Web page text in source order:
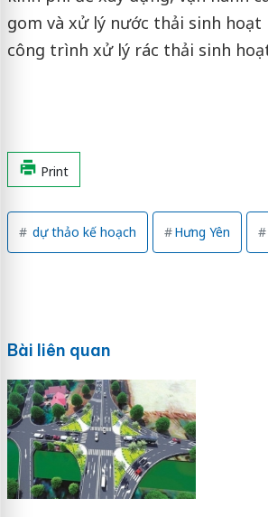
gom và xử lý nước thải sinh hoạt
công trình xử lý rác thải sinh
Print
dự thảo kế hoạch Hưng Yên
Bài liên quan